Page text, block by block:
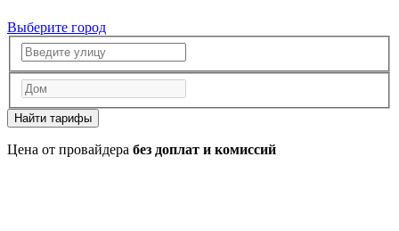
Выберите город
Найти тарифы
Цена от провайдера без доплат и комиссий